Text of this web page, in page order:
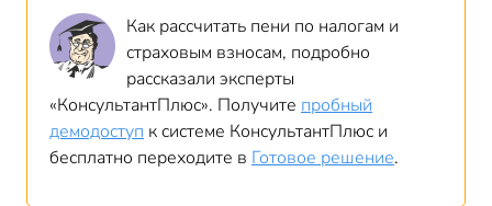
Как рассчитать пени по налогам и
страховым взносам, подробно
рассказали эксперты
«КонсультантПлюс». Получите пробный
демодоступ к системе КонсультантПлюс и
бесплатно переходите в Готовое решение.